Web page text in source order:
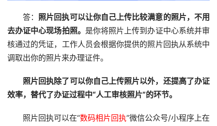
答： 照片回执可以让你自己上传比较满意的照片，不用
去办证中心现场拍照。 是你将照片上传到办证中心系统并审
核通过的凭证，工作人员会根据你提供的照片回执从系统中
调取出你的照片来办理证件。
照片回执除了可以你自己上传照片以外，还提高了办证
效率，替代了办证过程中“人工审核照片”的环节。
照片回执可以在“数码相片回执”微信公众号/小程序上在